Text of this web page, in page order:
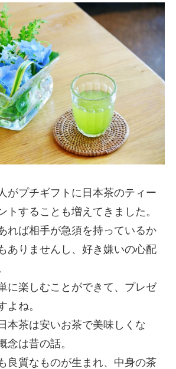
がプチギフトに日本茶のティー
トすることも増えてきました。
れば相手が急須を持っているか
ありませんし、好き嫌いの心配
に楽しむことができて、プレゼ
よね。
本茶は安いお茶で美味しくな
念は昔の話。
良質なものが生まれ、中身の茶